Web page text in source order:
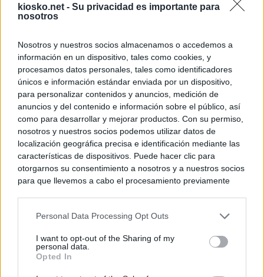
kiosko.net - Su privacidad es importante para
nosotros
Nosotros y nuestros socios almacenamos o accedemos a
información en un dispositivo, tales como cookies, y
procesamos datos personales, tales como identificadores
únicos e información estándar enviada por un dispositivo,
para personalizar contenidos y anuncios, medición de
anuncios y del contenido e información sobre el público, así
como para desarrollar y mejorar productos. Con su permiso,
nosotros y nuestros socios podemos utilizar datos de
localización geográfica precisa e identificación mediante las
características de dispositivos. Puede hacer clic para
otorgarnos su consentimiento a nosotros y a nuestros socios
para que llevemos a cabo el procesamiento previamente
negar su consentimiento. Tenga en cuenta que algún
de su consentimiento, pero usted tiene el derecho de
rechazar tal procesamiento. Sus preferencias se aplicarán
Personal Data Processing Opt Outs
I want to opt-out of the Sharing of my
personal data.
Opted In